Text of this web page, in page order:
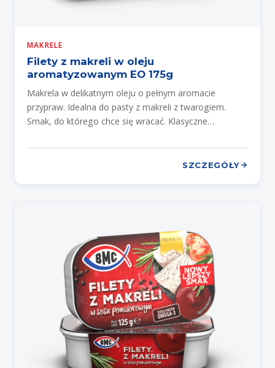
MAKRELE
Filety z makreli w oleju
aromatyzowanym EO 175g
Makrela w delikatnym oleju o pełnym aromacie
przypraw. Idealna do pasty z makreli z twarogiem.
Smak, do którego chce się wracać. Klasyczne…
SZCZEGÓŁY